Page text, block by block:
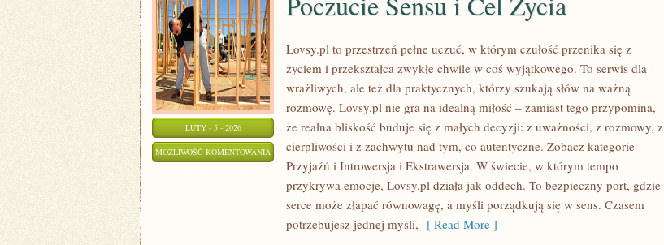
LUTY - 5 - 2026
MOŻLIWOŚĆ KOMENTOWANIA POCZUCIE
SENSU
ŻYCIA
Lovsy.pl to przestrzeń pełne uczuć, w którym czułość przenika się z
życiem i przekształca zwykłe chwile w coś wyjątkowego. To serwis dla
wrażliwych, ale też dla praktycznych, którzy szukają słów na ważną
rozmowę. Lovsy.pl nie gra na idealną miłość – zamiast tego przypomina,
że realna bliskość buduje się z małych decyzji: z uważności, z rozmowy, z
cierpliwości i z zachwytu nad tym, co autentyczne. Zobacz kategorie
Przyjaźń i Introwersja i Ekstrawersja. W świecie, w którym tempo
przykrywa emocje, Lovsy.pl działa jak oddech. To bezpieczny port, gdzie
serce może złapać równowagę, a myśli porządkują się w sens. Czasem
potrzebujesz jednej myśli, [ Read More ]